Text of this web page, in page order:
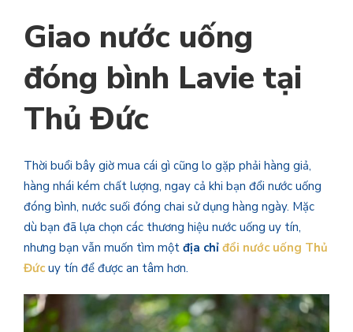
Giao nước uống
đóng bình Lavie tại
Thủ Đức
Thời buổi bây giờ mua cái gì cũng lo gặp phải hàng giả,
hàng nhái kém chất lượng, ngay cả khi bạn đổi nước uống
đóng bình, nước suối đóng chai sử dụng hàng ngày. Mặc
dù bạn đã lựa chọn các thương hiệu nước uống uy tín,
nhưng bạn vẫn muốn tìm một địa chỉ đổi nước uống Thủ
Đức uy tín để được an tâm hơn.